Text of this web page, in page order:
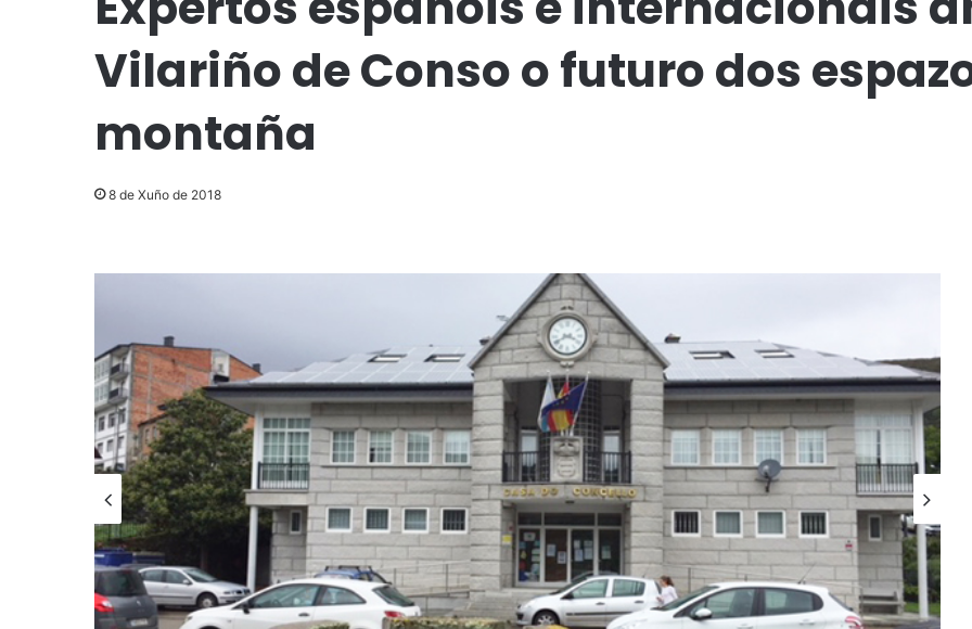
Vilariño de Conso o futuro dos
montaña
8 de Xuño de 2018